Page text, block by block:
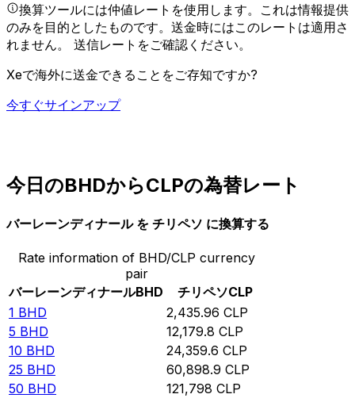
換算ツールには仲値レートを使用します。これは情報提供
のみを目的としたものです。送金時にはこのレートは適用さ
れません。 送信レートをご確認ください。
Xeで海外に送金できることをご存知ですか?
今すぐサインアップ
今日のBHDからCLPの為替レート
バーレーンディナール を チリペソ に換算する
Rate information of BHD/CLP currency
pair
バーレーンディナールBHD チリペソCLP
1 BHD 2,435.96 CLP
5 BHD 12,179.8 CLP
10 BHD 24,359.6 CLP
25 BHD 60,898.9 CLP
50 BHD 121,798 CLP